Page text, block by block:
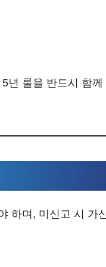
년 룰을 반드시 함께
하며, 미신고 시 가